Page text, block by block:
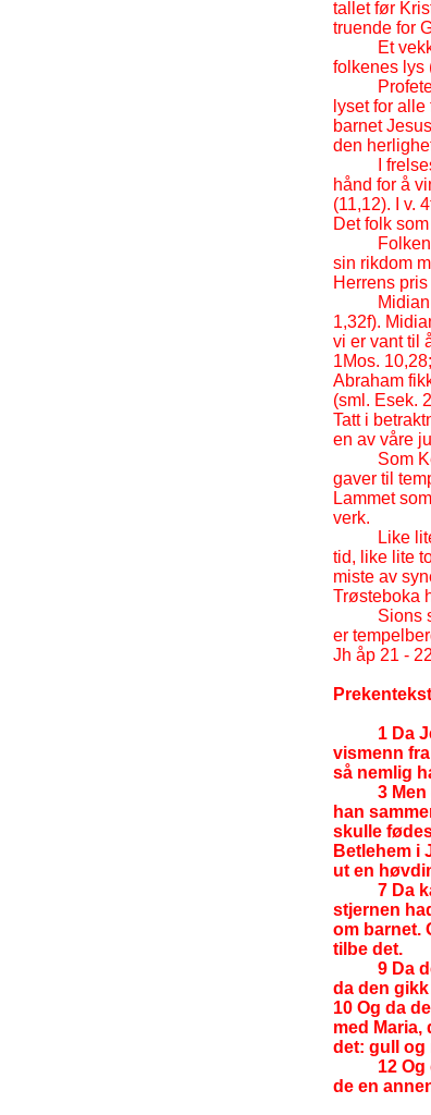
tallet før
truende for
Et
folkenes lys
lyset for
barnet
den
I
hånd for å
(11,12). I v.
Det folk
sin rikdom
Herrens pris
1,32f).
vi er vant til
1Mos.
Abraham
(sml. Esek.
Tatt i
en av våre
Som
gaver til
Lammet
verk.
Like
tid, like lite
miste av
Trøsteboka
Sions
er
Jh åp 21 -
1 Da
vismenn
så nemlig
3
han
skulle
Betlehem i
ut en
7 Da
stjernen
om barnet.
tilbe det.
9 Da
da den
10 Og da
med Maria,
det: gull og
12
de en